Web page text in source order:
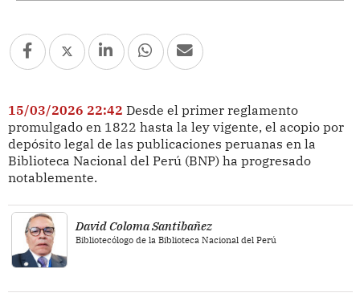
15/03/2026 22:42 Desde el primer reglamento
promulgado en 1822 hasta la ley vigente, el acopio por
depósito legal de las publicaciones peruanas en la
Biblioteca Nacional del Perú (BNP) ha progresado
notablemente.
David Coloma Santibañez
Bibliotecólogo de la Biblioteca Nacional del Perú